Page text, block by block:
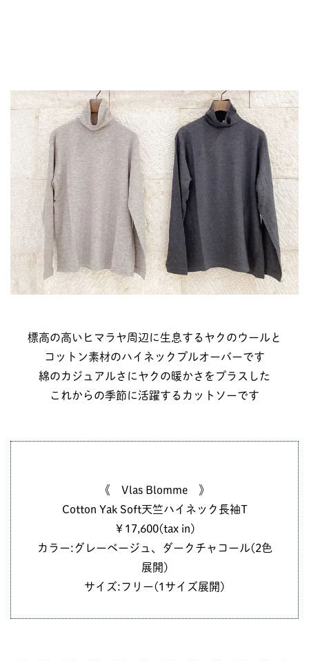
標高の高いヒマラヤ周辺に生息するヤクのウールと
コットン素材のハイネックプルオーバーです
綿のカジュアルさにヤクの暖かさをプラスした
これからの季節に活躍するカットソーです
《 Vlas Blomme 》
Cotton Yak Soft天竺ハイネック長袖T
￥17,600(tax in)
カラー:グレーベージュ、ダークチャコール(2色
展開)
サイズ:フリー(1サイズ展開)